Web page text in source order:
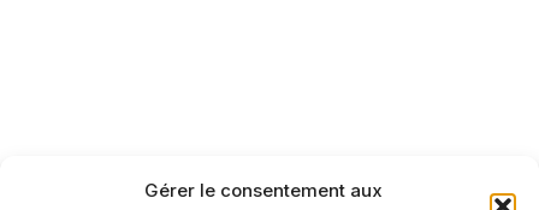
Gérer le consentement aux